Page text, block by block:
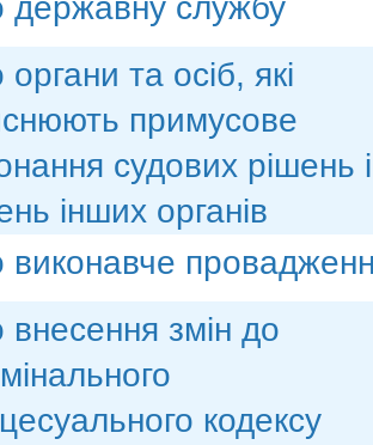
державну службу
та осіб, які
примусове
судових рішень і
інших органів
виконавче
внесення змін до
кодексу